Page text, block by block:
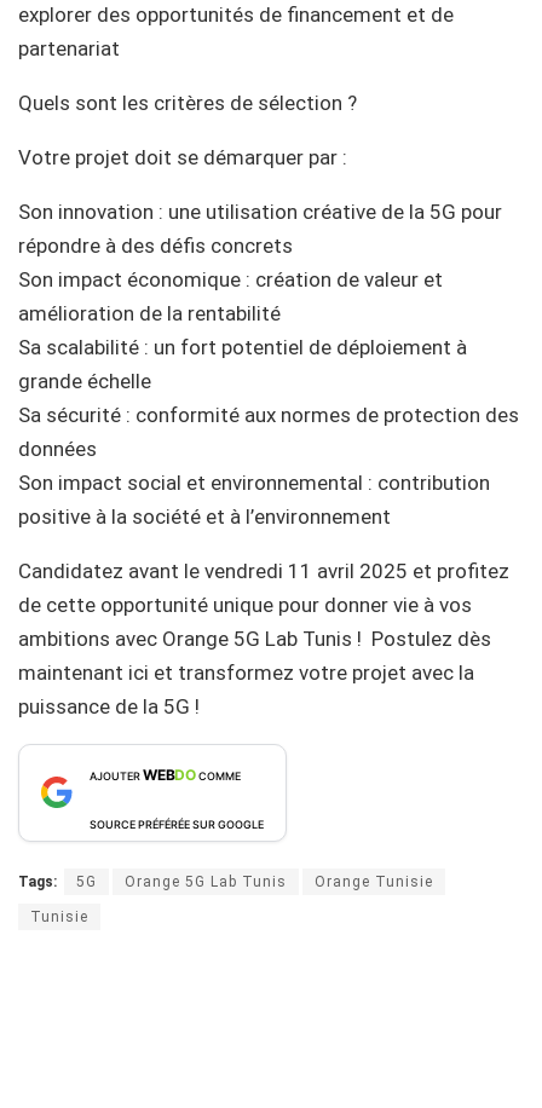
explorer des opportunités de financement et de
partenariat
Quels sont les critères de sélection ?
Votre projet doit se démarquer par :
Son innovation : une utilisation créative de la 5G pour
répondre à des défis concrets
Son impact économique : création de valeur et
amélioration de la rentabilité
Sa scalabilité : un fort potentiel de déploiement à
grande échelle
Sa sécurité : conformité aux normes de protection des
données
Son impact social et environnemental : contribution
positive à la société et à l’environnement
Candidatez avant le vendredi 11 avril 2025 et profitez
de cette opportunité unique pour donner vie à vos
ambitions avec Orange 5G Lab Tunis ! Postulez dès
maintenant ici et transformez votre projet avec la
puissance de la 5G !
AJOUTERWEBDOCOMME
SOURCE PRÉFÉRÉE SUR GOOGLE
Tags: 5G Orange 5G Lab Tunis Orange Tunisie
Tunisie